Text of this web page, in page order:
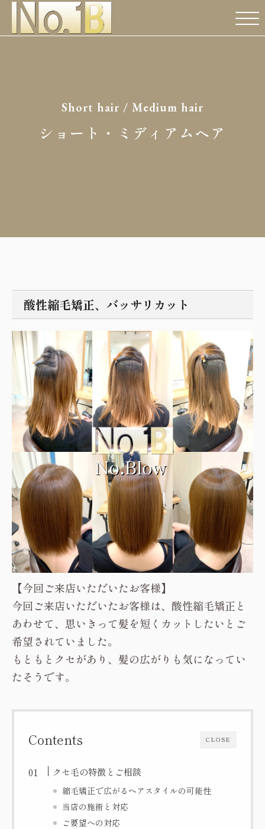
Short hair / Medium hair
ショート・ミディアムヘア
酸性縮毛矯正、バッサリカット
【今回ご来店いただいたお客様】
今回ご来店いただいたお客様は、酸性縮毛矯正と
あわせて、思いきって髪を短くカットしたいとご
希望されていました。
もともとクセがあり、髪の広がりも気になってい
たそうです。
CLOSE
Contents
クセ毛の特徴とご相談
縮毛矯正で広がるヘアスタイルの可能性
当店の施術と対応
ご要望への対応